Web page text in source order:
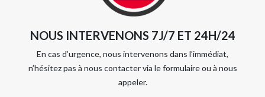
NOUS INTERVENONS 7J/7 ET 24H/24
En cas d’urgence, nous intervenons dans l’immédiat,
n’hésitez pas à nous contacter via le formulaire ou à nous
appeler.